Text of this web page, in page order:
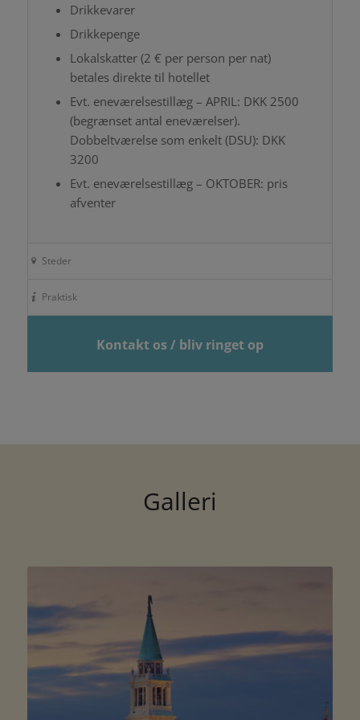
Drikkevarer
Drikkepenge
Lokalskatter (2 € per person per nat)
betales direkte til hotellet
Evt. eneværelsestillæg – APRIL: DKK 2500
(begrænset antal eneværelser).
Dobbeltværelse som enkelt (DSU): DKK
3200
Evt. eneværelsestillæg – OKTOBER: pris
afventer
Steder
Praktisk
Kontakt os / bliv ringet op
Galleri